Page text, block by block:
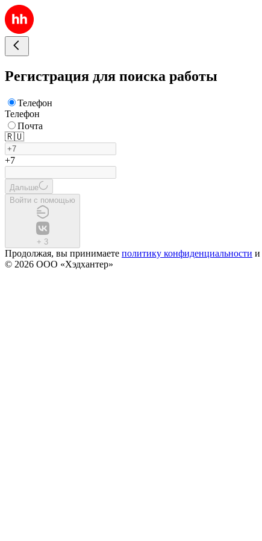
Регистрация для поиска работы
Телефон
Телефон
Почта
🇷🇺
+7
Дальше
Войти с помощью
+ 3
Продолжая, вы принимаете политику конфиденциальности и
© 2026 ООО «Хэдхантер»